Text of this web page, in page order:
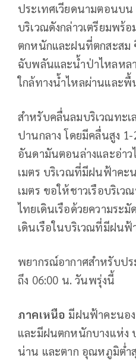
ประเทศเวียดนามตอนบ
บริเวณดังกล่าวเตรียมพร้
ตกหนักและฝนที่ตกสะสม
ฉับพลันและน้ำป่าไหลหล
ใกล้ทางน้ำไหลผ่านและ
สำหรับคลื่นลมบริเวณทะ
ปานกลาง โดยมีคลื่นสูง 1-
อันดามันตอนล่างและอ่า
เมตร บริเวณที่มีฝนฟ้าคะ
เมตร ขอให้ชาวเรือบริเว
ไทยเดินเรือด้วยความระมั
เดินเรือในบริเวณที่มีฝนฟ้
พยากรณ์อากาศสำหรับป
ถึง 06:00 น. วันพรุ่งนี้
ภาคเหนือ มีฝนฟ้าคะนอ
และมีฝนตกหนักบางแห่ง
น่าน และตาก อุณหภูมิต่ำ